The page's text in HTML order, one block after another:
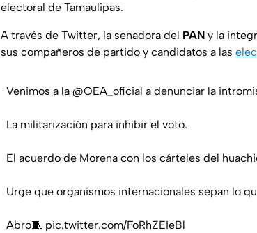
electoral de Tamaulipas.
A través de Twitter, la senadora del PAN y la
sus compañeros de partido y candidatos a las
Venimos a la @OEA_oficial a denunciar la
La militarización para inhibir el voto.
El acuerdo de Morena con los cárteles del
Urge que organismos internacionales sepan lo
Abro🧵 pic.twitter.com/FoRhZEIeBl